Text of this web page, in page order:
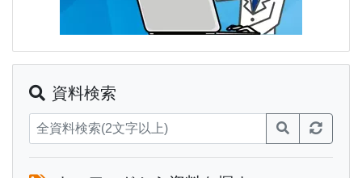
資料検索